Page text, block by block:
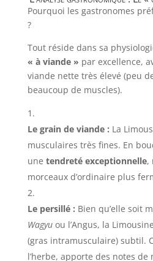
Pourquoi les gastronomes
?
Tout réside dans sa
« à viande » par excellence,
viande nette très élevé (peu
beaucoup de muscles).
Le grain de viande : La
musculaires très fines. En
une tendreté exceptionnelle,
morceaux d’ordinaire plus
Le persillé : Bien qu’elle soit
Wagyuou l’Angus, la
(gras intramusculaire) subtil.
l’herbe, apporte des notes de